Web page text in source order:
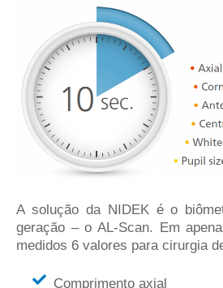
A solução da NIDEK é o
geração – o AL-Scan. Em
medidos 6 valores para cirurgia
Comprimento axial